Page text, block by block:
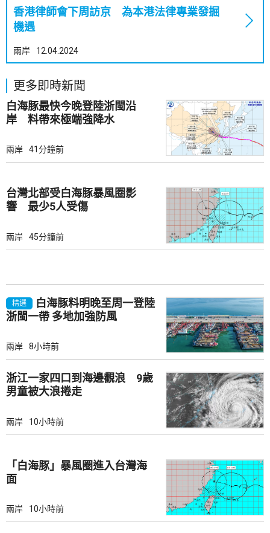
香港律師會下周訪京 為本港法律專業發掘
機遇
兩岸 12.04.2024
更多即時新聞
白海豚最快今晚登陸浙閩沿
岸 料帶來極端強降水
兩岸 41分鐘前
台灣北部受白海豚暴風圈影
響 最少5人受傷
兩岸 45分鐘前
精選
白海豚料明晚至周一登陸
浙閩一帶 多地加強防風
兩岸 8小時前
浙江一家四口到海邊觀浪 9歲
男童被大浪捲走
兩岸 10小時前
「白海豚」暴風圈進入台灣海
面
兩岸 10小時前